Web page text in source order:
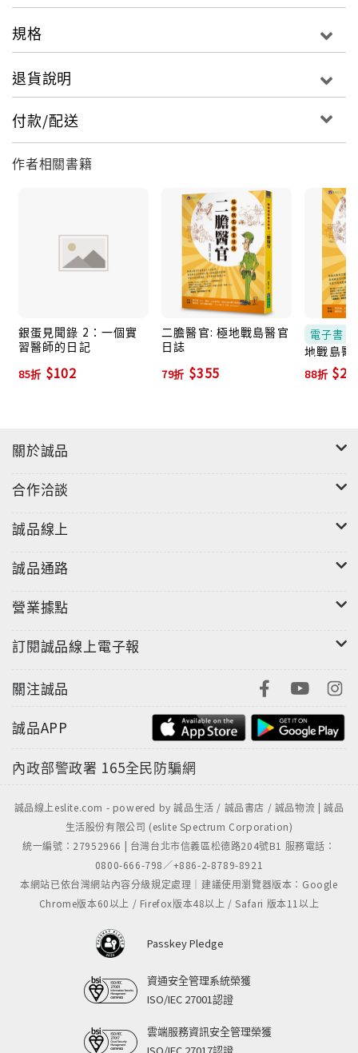
規格
退貨說明
付款/配送
作者相關書籍
銀蛋見聞錄 2：一個實
習醫師的日記
85折 $102
二膽醫官: 極地戰島醫官
日誌
79折 $355
電子書
地戰島醫
書)
88折
關於誠品
合作洽談
誠品線上
誠品通路
營業據點
訂閱誠品線上電子報
關注誠品
誠品APP
內政部警政署 165全民防騙網
誠品線上eslite.com - powered by 誠品生活 / 誠品書店 / 誠品物流 | 誠品
生活股份有限公司 (eslite Spectrum Corporation)
統一編號：27952966 | 台灣台北市信義區松德路204號B1 服務電話：
0800-666-798／+886-2-8789-8921
本網站已依台灣網站內容分級規定處理｜建議使用瀏覽器版本：Google
Chrome版本60以上 / Firefox版本48以上 / Safari 版本11以上
Passkey Pledge
資通安全管理系統榮獲
ISO/IEC 27001認證
雲端服務資訊安全管理榮獲